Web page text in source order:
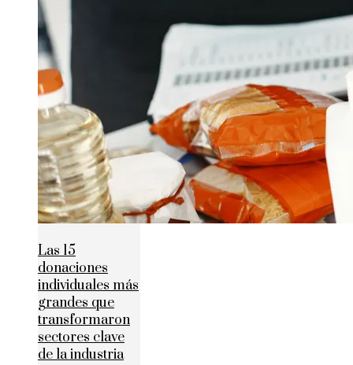
Las 15
donaciones
individuales más
grandes que
transformaron
sectores clave
de la industria